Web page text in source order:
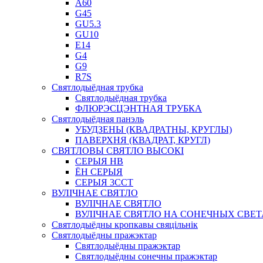
A60
G45
GU5.3
GU10
E14
G4
G9
R7S
Святлодыёдная трубка
Святлодыёдная трубка
ФЛЮРЭСЦЭНТНАЯ ТРУБКА
Святлодыёдная панэль
УБУДЗЕНЫ (КВАДРАТНЫ, КРУГЛЫ)
ПАВЕРХНЯ (КВАДРАТ, КРУГЛ)
СВЯТЛОВЫ СВЯТЛО ВЫСОКІ
СЕРЫЯ HB
ЁН СЕРЫЯ
СЕРЫЯ 3CCT
ВУЛІЧНАЕ СВЯТЛО
ВУЛІЧНАЕ СВЯТЛО
ВУЛІЧНАЕ СВЯТЛО НА СОНЕЧНЫХ
Святлодыёдны кропкавы свяцільнік
Святлодыёдны пражэктар
Святлодыёдны пражэктар
Святлодыёдны сонечны пражэктар